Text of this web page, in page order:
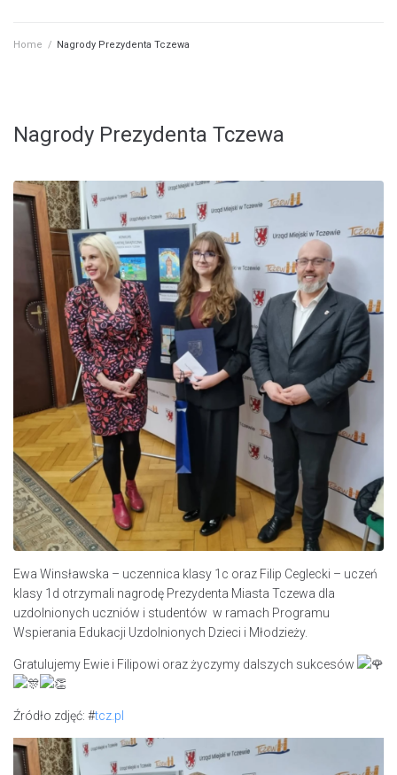
Home / Nagrody Prezydenta Tczewa
Nagrody Prezydenta Tczewa
Ewa Winsławska – uczennica klasy 1c oraz Filip Ceglecki – uczeń
klasy 1d otrzymali nagrodę Prezydenta Miasta Tczewa dla
uzdolnionych uczniów i studentów w ramach Programu
Wspierania Edukacji Uzdolnionych Dzieci i Młodzieży.
Gratulujemy Ewie i Filipowi oraz życzymy dalszych sukcesów
Źródło zdjęć: #tcz.pl